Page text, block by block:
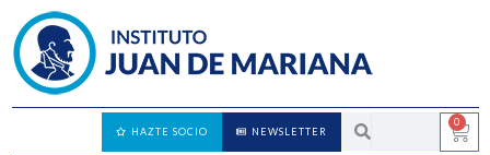
0
NEWSLETTER
HAZTE SOCIO